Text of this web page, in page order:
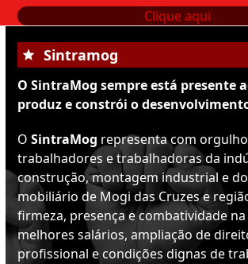
Clique aqui
Sintramog
O SintraMog sempre está presente
produz e constrói o
OSintraMog representa com
trabalhadores e trabalhadoras da
construção, montagem industrial e
mobiliário de Mogi das Cruzes e
firmeza, presença e combatividade
melhores salários, ampliação de
profissional e condições dignas de